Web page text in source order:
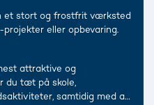
et stort og frostfrit værksted
eller opbevaring.
attraktive og
du tæt på skole,
samtidig med at